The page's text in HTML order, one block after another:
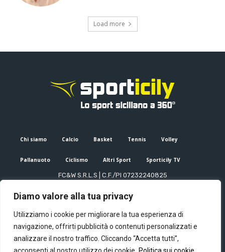
Diamo valore alla tua privacy
Utilizziamo i cookie per migliorare la tua esperienza di
navigazione, offrirti pubblicità o contenuti personalizzati e
analizzare il nostro traffico. Cliccando “Accetta tutti”,
Load more
Chi siamo Calcio Basket Tennis Volley
Pallanuoto Ciclismo Altri Sport Sporticily TV
FC&W S.R.L.S | C.F./PI 07232240825
Editore e direttore responsabile: Francesco Cammuca | Registro
Mail: info@sporticily.it| Telefono:+39 371 788 7216